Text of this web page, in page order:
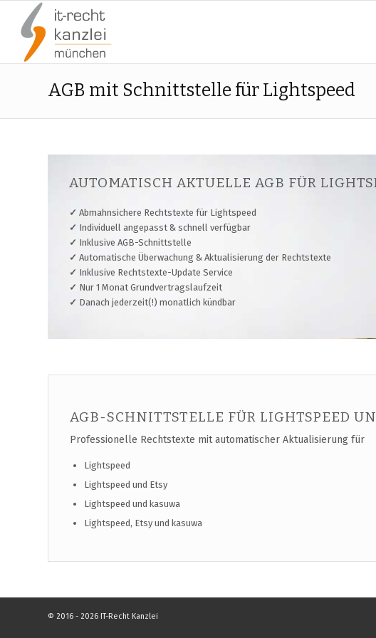
AGB mit Schnittstelle für Lightspeed
AUTOMATISCH AKTUELLE AGB FÜR
✓ Abmahnsichere Rechtstexte für Lightspeed
✓ Individuell angepasst & schnell verfügbar
✓ Inklusive AGB-Schnittstelle
✓ Automatische Überwachung & Aktualisierung der Rechtstexte
✓ Inklusive Rechtstexte-Update Service
✓ Nur 1 Monat Grundvertragslaufzeit
✓ Danach jederzeit(!) monatlich kündbar
AGB-SCHNITTSTELLE FÜR LIGHTSPEED
Professionelle Rechtstexte mit automatischer Aktualisierung für
Lightspeed
Lightspeed und Etsy
Lightspeed und kasuwa
Lightspeed, Etsy und kasuwa
© 2016 - 2026 IT-Recht Kanzlei